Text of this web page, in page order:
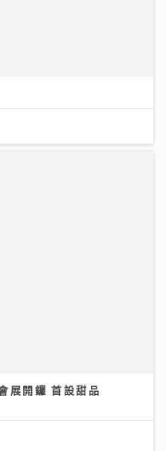
展開鑼 首設甜品